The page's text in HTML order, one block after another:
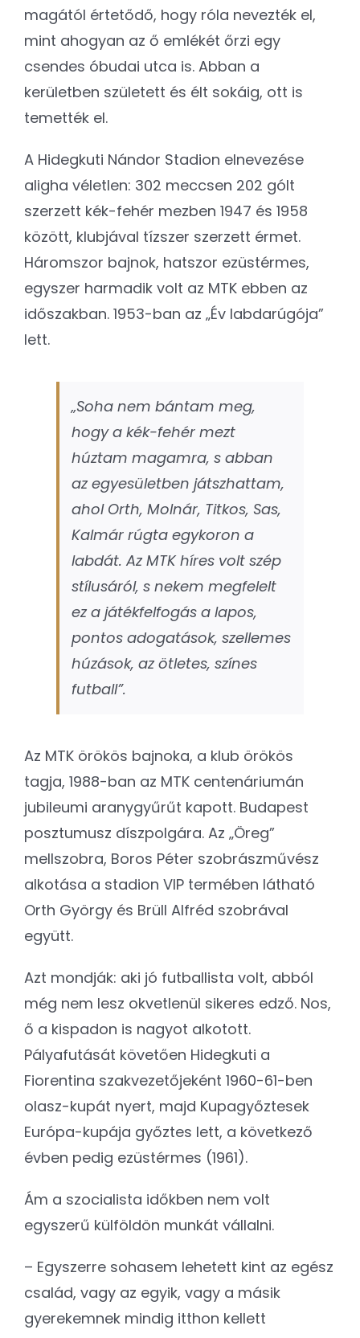
magától értetődő, hogy róla nevezték el,
mint ahogyan az ő emlékét őrzi egy
csendes óbudai utca is. Abban a
kerületben született és élt sokáig, ott is
temették el.
A Hidegkuti Nándor Stadion elnevezése
aligha véletlen: 302 meccsen 202 gólt
szerzett kék-fehér mezben 1947 és 1958
között, klubjával tízszer szerzett érmet.
Háromszor bajnok, hatszor ezüstérmes,
egyszer harmadik volt az MTK ebben az
időszakban. 1953-ban az „Év labdarúgója”
lett.
„Soha nem bántam meg,
hogy a kék-fehér mezt
húztam magamra, s abban
az egyesületben játszhattam,
ahol Orth, Molnár, Titkos, Sas,
Kalmár rúgta egykoron a
labdát. Az MTK híres volt szép
stílusáról, s nekem megfelelt
ez a játékfelfogás a lapos,
pontos adogatások, szellemes
húzások, az ötletes, színes
futball”.
Az MTK örökös bajnoka, a klub örökös
tagja, 1988-ban az MTK centenáriumán
jubileumi aranygyűrűt kapott. Budapest
posztumusz díszpolgára. Az „Öreg”
mellszobra, Boros Péter szobrászművész
alkotása a stadion VIP termében látható
Orth György és Brüll Alfréd szobrával
együtt.
Azt mondják: aki jó futballista volt, abból
még nem lesz okvetlenül sikeres edző. Nos,
ő a kispadon is nagyot alkotott.
Pályafutását követően Hidegkuti a
Fiorentina szakvezetőjeként 1960-61-ben
olasz-kupát nyert, majd Kupagyőztesek
Európa-kupája győztes lett, a következő
évben pedig ezüstérmes (1961).
Ám a szocialista időkben nem volt
egyszerű külföldön munkát vállalni.
– Egyszerre sohasem lehetett kint az egész
család, vagy az egyik, vagy a másik
gyerekemnek mindig itthon kellett